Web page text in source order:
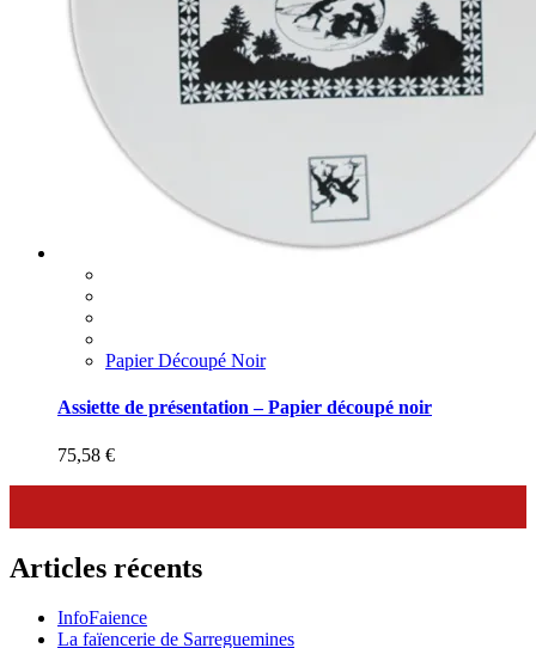
Papier Découpé Noir
Assiette de présentation – Papier découpé noir
75,58 €
Articles récents
InfoFaience
La faïencerie de Sarreguemines